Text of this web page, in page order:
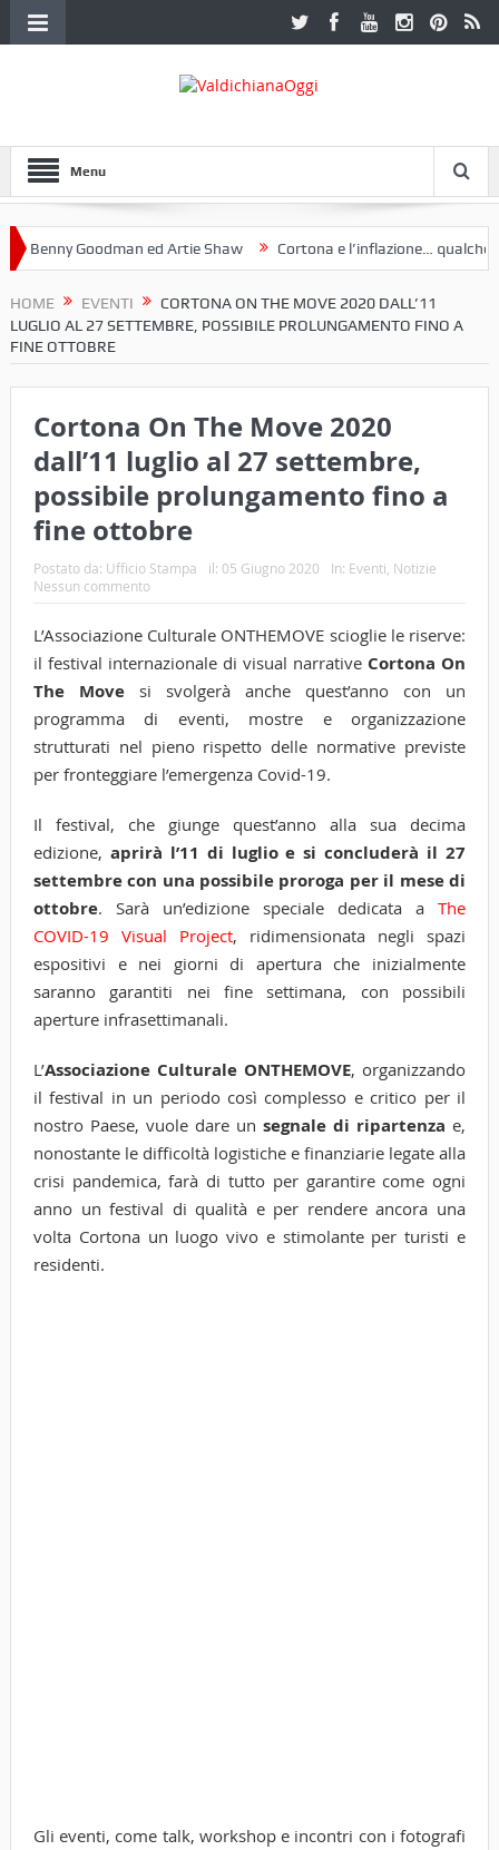
Menu
Goodman ed Artie Shaw Cortona e l’inflazione… qualche
HOME EVENTI
CORTONA ON THE MOVE 2020 DALL’11
LUGLIO AL 27 SETTEMBRE, POSSIBILE PROLUNGAMENTO FINO A
FINE OTTOBRE
Cortona On The Move 2020
dall’11 luglio al 27 settembre,
possibile prolungamento fino a
fine ottobre
Postato da: Ufficio Stampa il: 05 Giugno 2020 In: Eventi Notizie
Nessun commento
L’Associazione Culturale ONTHEMOVE scioglie le riserve:
il festival internazionale di visual narrative Cortona On
The Movesi svolgerà anche quest’anno con un
programma di eventi, mostre e organizzazione
strutturati nel pieno rispetto delle normative previste
per fronteggiare l’emergenza Covid-19.
Il festival, che giunge quest’anno alla sua decima
edizione, aprirà l’11 di luglio e si concluderà il 27
settembre con una possibile proroga per il mese di
ottobre. Sarà un’edizione speciale dedicata aThe
COVID-19 Visual Project, ridimensionata negli spazi
espositivi e nei giorni di apertura che inizialmente
saranno garantiti nei fine settimana, con possibili
aperture infrasettimanali.
L’Associazione Culturale ONTHEMOVE, organizzando
il festival in un periodo così complesso e critico per il
nostro Paese, vuole dare unsegnale di ripartenza e,
nonostante le difficoltà logistiche e finanziarie legate alla
crisi pandemica, farà di tutto per garantire come ogni
anno un festival di qualità e per rendere ancora una
volta Cortona un luogo vivo e stimolante per turisti e
residenti.
Gli eventi, come talk, workshop e incontri con i fotografi